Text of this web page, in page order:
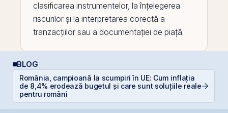
clasificarea instrumentelor, la înțelegerea
riscurilor și la interpretarea corectă a
tranzacțiilor sau a documentației de piață.
BLOG
România, campioană la scumpiri în UE: Cum inflația
de 8,4% erodează bugetul și care sunt soluțiile reale
pentru români